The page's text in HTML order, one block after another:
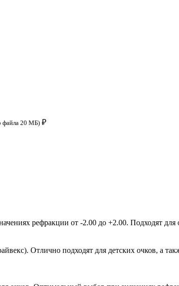
файла 20 МБ) ₽
рефракции от -2.00 до +2.00. Подходят для
Отлично подходят для детских очков, а